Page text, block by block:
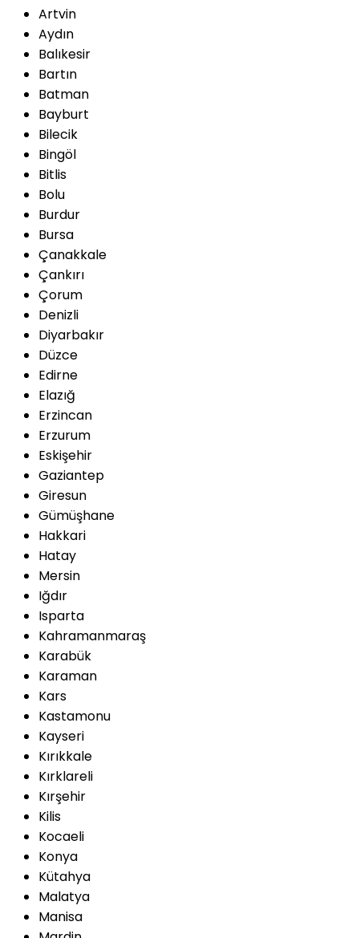
Artvin
Aydın
Balıkesir
Bartın
Batman
Bayburt
Bilecik
Bingöl
Bitlis
Bolu
Burdur
Bursa
Çanakkale
Çankırı
Çorum
Denizli
Diyarbakır
Düzce
Edirne
Elazığ
Erzincan
Erzurum
Eskişehir
Gaziantep
Giresun
Gümüşhane
Hakkari
Hatay
Mersin
Iğdır
Isparta
Kahramanmaraş
Karabük
Karaman
Kars
Kastamonu
Kayseri
Kırıkkale
Kırklareli
Kırşehir
Kilis
Kocaeli
Konya
Kütahya
Malatya
Manisa